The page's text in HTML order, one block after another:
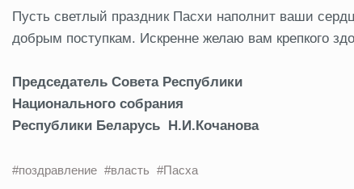
Пусть светлый праздник Пасхи наполнит ваши
добрым поступкам. Искренне желаю вам крепкого
Председатель Совета Республики
Национального собрания
Республики Беларусь Н.И.Кочанова
#поздравление #власть #Пасха